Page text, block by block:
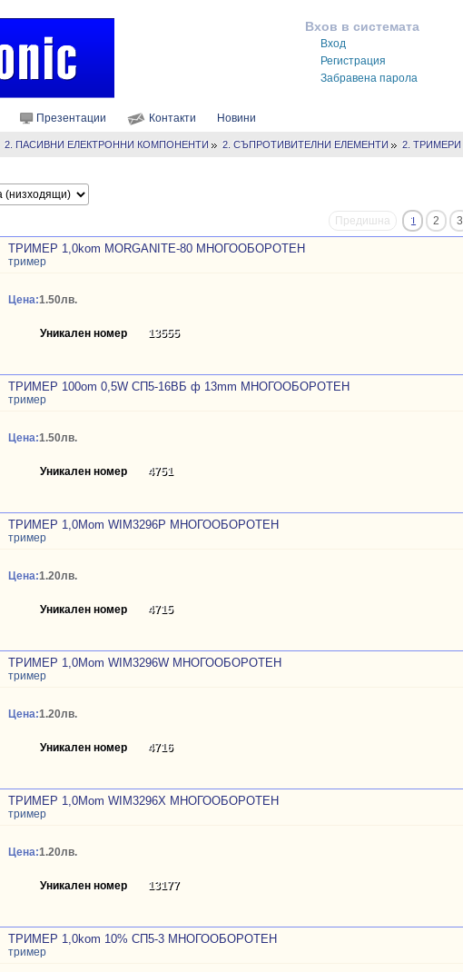
Презентации Контакти Новини
Вхов в системата
Вход
Регистрация
Забравена парола
2. ПАСИВНИ ЕЛЕКТРОННИ КОМПОНЕНТИ 2. СЪПРОТИВИТЕЛНИ ЕЛЕМЕНТИ 2. ТРИМЕРИ
Предишна 1 2 3
ТРИМЕР 1,0kom MORGANITE-80 МНОГООБОРОТЕН
тример
Цена:1.50лв.
Уникален номер 13555
ТРИМЕР 100om 0,5W CП5-16BБ ф 13mm МНОГООБОРОТЕН
тример
Цена:1.50лв.
Уникален номер 4751
ТРИМЕР 1,0Mom WIM3296P МНОГООБОРОТЕН
тример
Цена:1.20лв.
Уникален номер 4715
ТРИМЕР 1,0Mom WIM3296W МНОГООБОРОТЕН
тример
Цена:1.20лв.
Уникален номер 4716
ТРИМЕР 1,0Mom WIM3296X МНОГООБОРОТЕН
тример
Цена:1.20лв.
Уникален номер 13177
ТРИМЕР 1,0kom 10% CП5-3 МНОГООБОРОТЕН
тример